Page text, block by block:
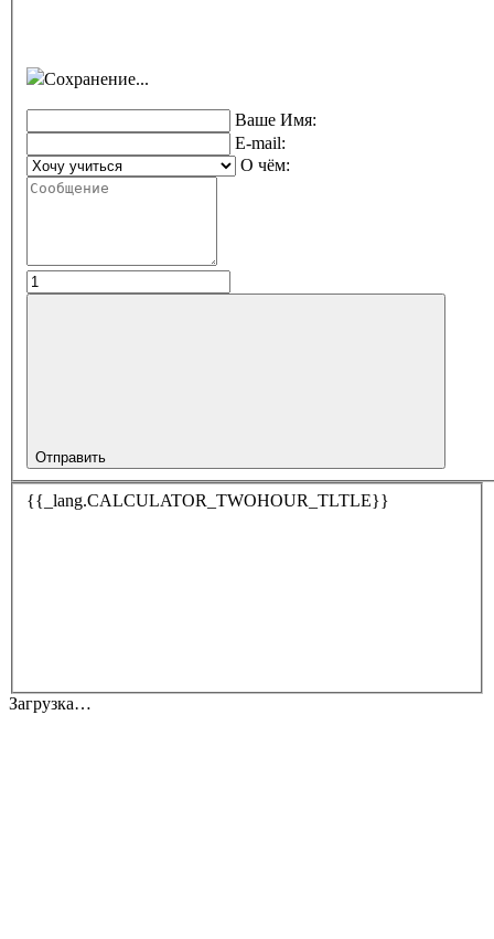
Сохранение...
Ваше Имя:
E-mail:
О чём:
Отправить
{{_lang.CALCULATOR_TWOHOUR_TLTLE}}
Загрузка…